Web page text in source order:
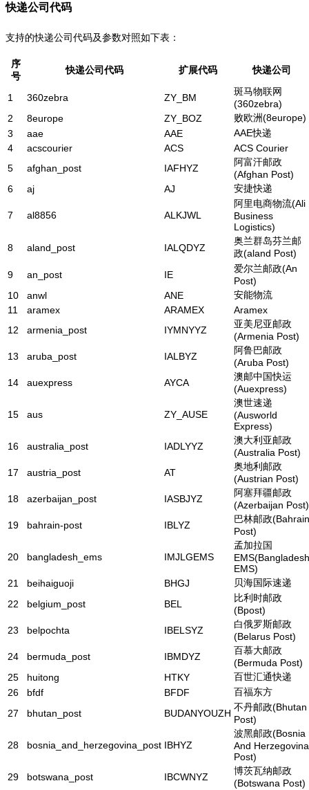
快递公司代码
支持的快递公司代码及参数对照如下表：
序
号
快递公司代码 扩展代码 快递公司
1 360zebra ZY_BM
斑马物联网
(360zebra)
2
8europe ZY_BOZ
败欧洲(8europe)
3
aae AAE
AAE快递
4
acscourier ACS
ACS Courier
5
afghan_post IAFHYZ
阿富汗邮政
(Afghan Post)
6
aj AJ 安捷快递
7 al8856 ALKJWL
阿里电商物流(Ali
Business
Logistics)
8
aland_post IALQDYZ
奥兰群岛芬兰邮
政(aland Post)
9
an_post IE
爱尔兰邮政(An
Post)
10
anwl ANE
安能物流
11
aramex ARAMEX
Aramex
12
armenia_post IYMNYYZ
亚美尼亚邮政
(Armenia Post)
13
aruba_post IALBYZ
阿鲁巴邮政
(Aruba Post)
14
auexpress AYCA
澳邮中国快运
(Auexpress)
15 aus ZY_AUSE
澳世速递
(Ausworld
Express)
16
australia_post IADLYYZ
澳大利亚邮政
(Australia Post)
17
austria_post AT
奥地利邮政
(Austrian Post)
18
azerbaijan_post IASBJYZ
阿塞拜疆邮政
(Azerbaijan Post)
19
bahrain-post IBLYZ
巴林邮政(Bahrain
Post)
20 bangladesh_ems IMJLGEMS
孟加拉国
EMS(Bangladesh
EMS)
21
beihaiguoji BHGJ
贝海国际速递
22
belgium_post BEL
比利时邮政
(Bpost)
23
belpochta IBELSYZ
白俄罗斯邮政
(Belarus Post)
24
bermuda_post IBMDYZ
百慕大邮政
(Bermuda Post)
25
huitong HTKY
百世汇通快递
26
bfdf BFDF
百福东方
27
bhutan_post BUDANYOUZH
不丹邮政(Bhutan
Post)
28 bosnia_and_herzegovina_post IBHYZ
波黑邮政(Bosnia
And Herzegovina
Post)
29
botswana_post IBCWNYZ
博茨瓦纳邮政
(Botswana Post)